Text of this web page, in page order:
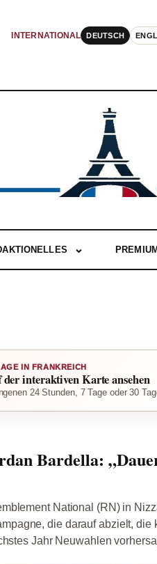
INTERNATIONAL DEUTSCH
IN FRANKREICH
interaktiven Karte ansehen
24 Stunden, 7 Tage oder 30
Bardella:
National (RN) in
die darauf abzielt,
Jahr Neuwahlen